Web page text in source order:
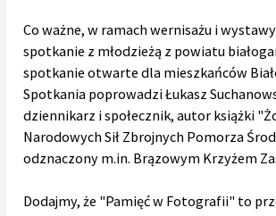
Co ważne, w ramach wernisażu i
spotkanie z młodzieżą z powiatu
spotkanie otwarte dla mieszkańców
Spotkania poprowadzi Łukasz
dziennikarz i społecznik, autor książki
Narodowych Sił Zbrojnych Pomorza
odznaczony m.in. Brązowym Krzyżem
Dodajmy, że "Pamięć w Fotografii" to